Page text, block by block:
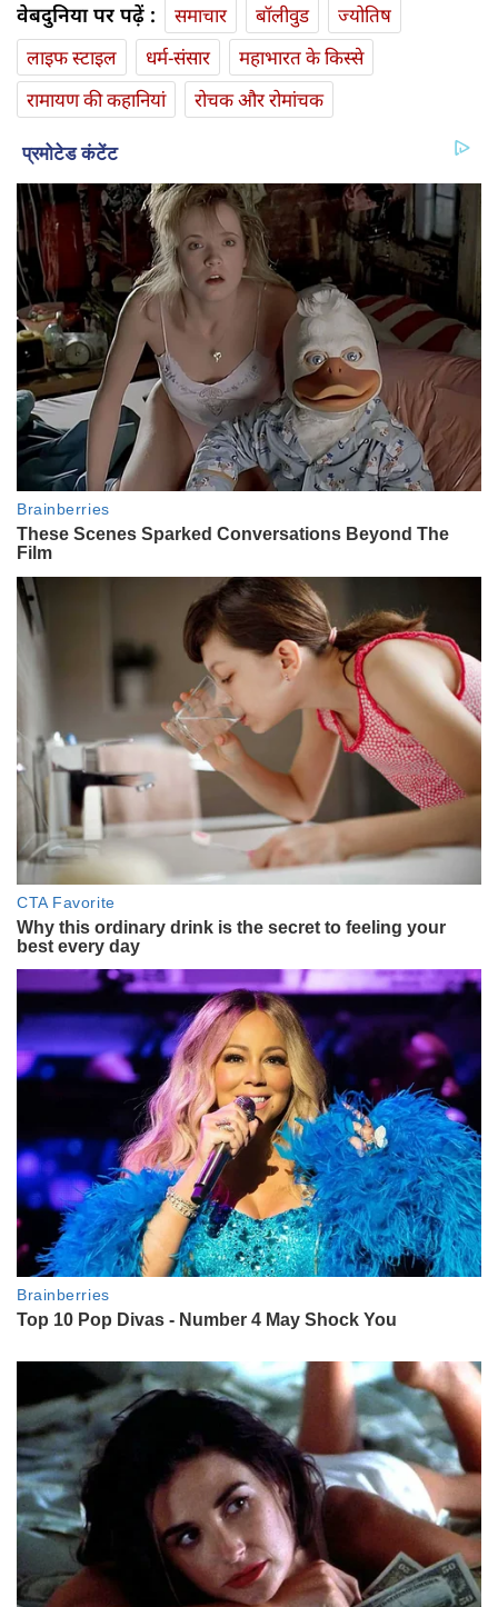
वेबदुनिया पर पढ़ें : समाचार बॉलीवुड
ज्योतिष
लाइफ स्‍टाइल
धर्म-संसार
महाभारत के किस्से
रामायण की कहानियां
रोचक और रोमांचक